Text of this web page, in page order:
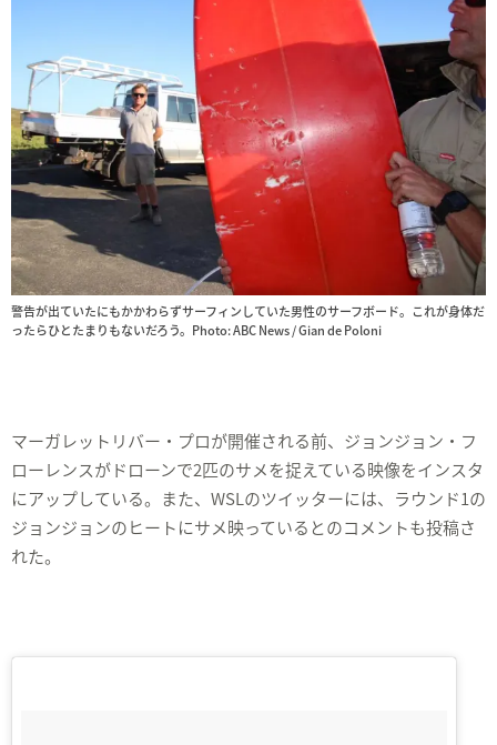
警告が出ていたにもかかわらずサーフィンしていた男性のサーフボード。これが身体だ
ったらひとたまりもないだろう。Photo: ABC News / Gian de Poloni
マーガレットリバー・プロが開催される前、ジョンジョン・フ
ローレンスがドローンで2匹のサメを捉えている映像をインスタ
にアップしている。また、WSLのツイッターには、ラウンド1の
ジョンジョンのヒートにサメ映っているとのコメントも投稿さ
れた。